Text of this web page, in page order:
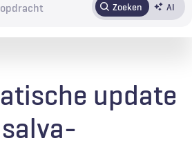
Zoeken AI
Tijdschrift Inloggen
update